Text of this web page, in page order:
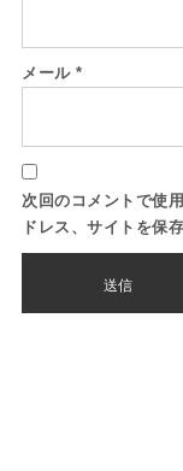
メール*
次回のコメントで使
ドレス、サイトを保存